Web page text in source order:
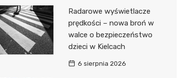
Radarowe wyświetlacze
prędkości – nowa broń w
walce o bezpieczeństwo
dzieci w Kielcach
6 sierpnia 2026